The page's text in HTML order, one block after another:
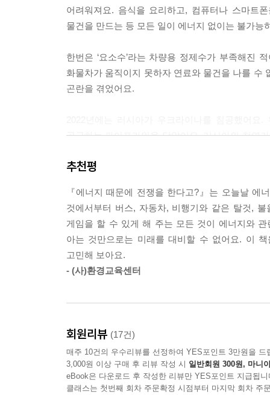
어려워져요. 음식을 요리하고, 컴퓨터나 스마트
물건을 만드는 등 모든 일이 에너지 없이는 불가능
한번은 ‘요소수’라는 차량용 정제수가 부족해진
화물차가 움직이지 못하자 연료와 물건을 나를 수
곤란을 겪었어요.
공급하는 파이프라인을 닫았어요. 러시아의 천연
있어요. 에너지 위기 상황이 발생하면 경제, 사회
아니라 에너지의 다양한 역할을 이해해야 해요.
『에너지 때문에 전쟁을 한다고?』는 어린이
만들어지는 과정, 전기 발전의 과정, 만들어진
다채로운 그림으로 표현했어요. 또한 친절하
에너지 문제를 해결할 수 있는 가장 빠른 방법
에너지 절약을 실천하고, 미래 에너지를 꿈꿔요!
인구가 늘어나고, 생활을 편리하게 해 주는 제
추천평
『에너지 때문에 전쟁을 한다고?』는 오늘날
것에서부터 버스, 자동차, 비행기와 같은 탈것,
게임을 할 수 있게 해 주는 모든 것이 에너지와
아는 것만으로는 미래를 대비할 수 없어요. 이
고민해 보아요.
- (사)환경교육센터
회원리뷰 (17건)
매주 10건의 우수리뷰를 선정하여 YES포인트 3만원을 드
3,000원 이상 구매 후 리뷰 작성 시 일반회원 300원, 마니
eBook은 다운로드 후 작성한 리뷰만 YES포인트 지급됩니
클래스는 첫번째 회차 주문확정 시점부터 마지막 회차 주